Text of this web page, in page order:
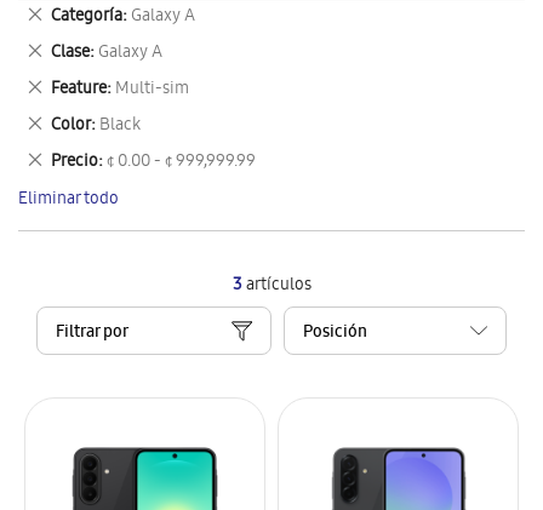
3artículos
Filtrar por
Categoría Galaxy A
Eliminar
este
artículo
Clase Galaxy A
Eliminar
este
artículo
Feature Multi-sim
Eliminar
este
artículo
Color Black
Eliminar
este
artículo
Precio ¢ 0.00 - ¢ 999,999.99
Eliminar
este
artículo
Eliminar todo